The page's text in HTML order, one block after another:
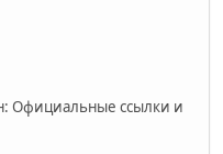
Официальные ссылки и